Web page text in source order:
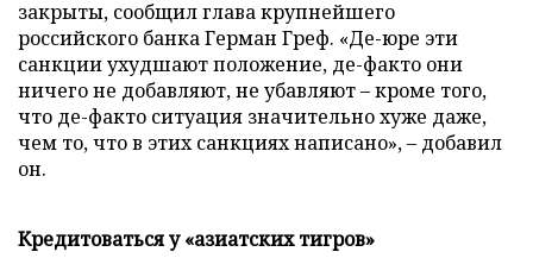
закрыты, сообщил глава крупнейшего
российского банка Герман Греф. «Де-юре эти
санкции ухудшают положение, де-факто они
ничего не добавляют, не убавляют – кроме того,
что де-факто ситуация значительно хуже даже,
чем то, что в этих санкциях написано», – добавил
он.
Кредитоваться у «азиатских тигров»